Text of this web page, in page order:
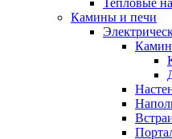
Камины и печи